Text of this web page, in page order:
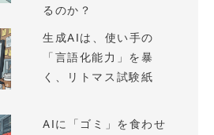
るのか？
生成AIは、使い手の
「言語化能力」を暴
く、リトマス試験紙
AIに「ゴミ」を食わせ